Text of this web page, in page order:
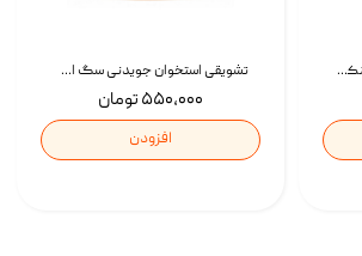
تشویقی استخوان جویدنی سگ اسنکی کرانچی با طعم مرغ Snacky Crunchy Munchy وزن 100 گرم
۵۵۰,۰۰۰ تومان
افزودن
تشویقی گربه درمانی کرانچ اسنکی با طعم میکس Snacky Crunch Cat Treats وزن 60 گرم بسته 4 عددی